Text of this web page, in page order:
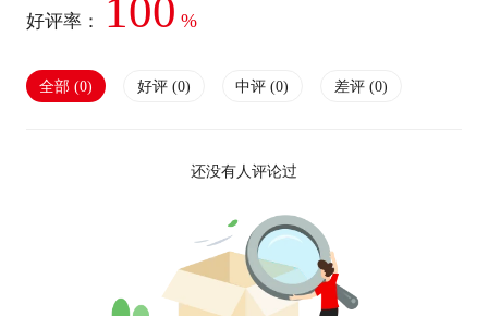
好评率： 100 %
全部 (0) 好评 (0) 中评 (0) 差评 (0)
还没有人评论过